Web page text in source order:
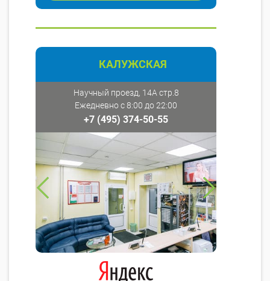
КАЛУЖСКАЯ
Научный проезд, 14А стр.8
Ежедневно с 8:00 до 22:00
+7 (495) 374-50-55